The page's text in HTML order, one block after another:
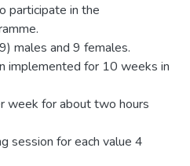
participate in the
males and 9 females.
implemented for 10 weeks in
week for about two hours
session for each value 4